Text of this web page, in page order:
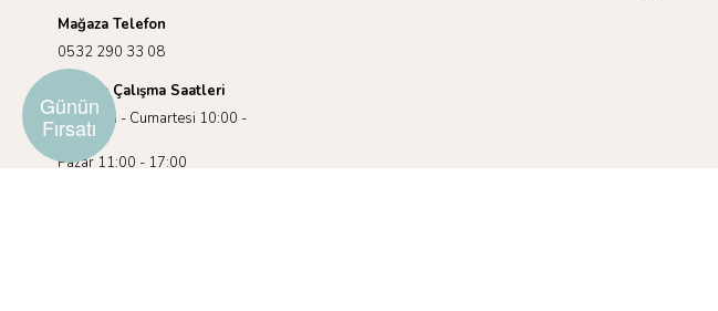
Mağaza Telefon
0532 290 33 08
Mağaza Çalışma Saatleri
Pazartesi - Cumartesi 10:00 -
19:00
Pazar 11:00 - 17:00
Günün
Fırsatı